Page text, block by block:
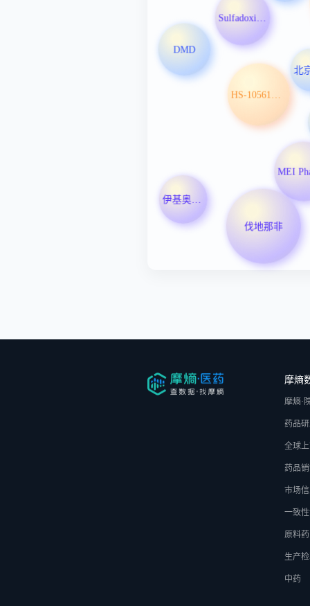
DMD
伊基奥仑赛
伐地那非
摩熵
摩熵·
药品
全球
药品
市场
一致
原料药
生产
中药